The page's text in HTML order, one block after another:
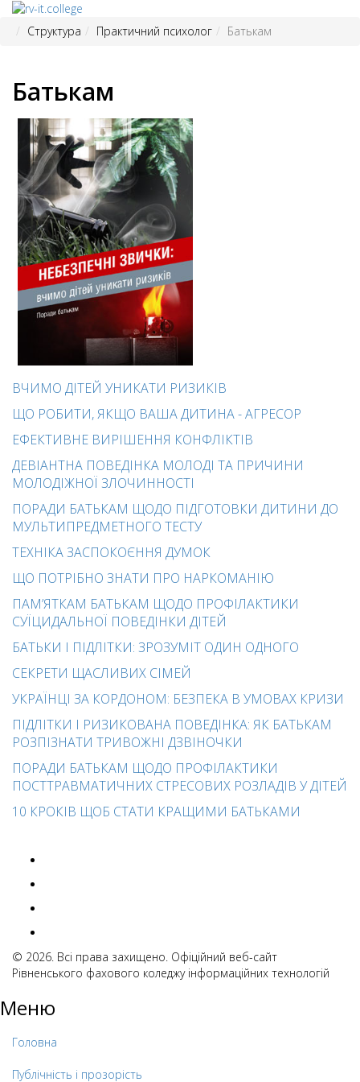
Структура Практичний психолог Батькам
Батькам
ВЧИМО ДІТЕЙ УНИКАТИ РИЗИКІВ
ЩО РОБИТИ, ЯКЩО ВАША ДИТИНА - АГРЕСОР
ЕФЕКТИВНЕ ВИРІШЕННЯ КОНФЛІКТІВ
ДЕВІАНТНА ПОВЕДІНКА МОЛОДІ ТА ПРИЧИНИ
МОЛОДІЖНОЇ ЗЛОЧИННОСТІ
ПОРАДИ БАТЬКАМ ЩОДО ПІДГОТОВКИ ДИТИНИ ДО
МУЛЬТИПРЕДМЕТНОГО ТЕСТУ
ТЕХНІКА ЗАСПОКОЄННЯ ДУМОК
ЩО ПОТРІБНО ЗНАТИ ПРО НАРКОМАНІЮ
ПАМ’ЯТКАМ БАТЬКАМ ЩОДО ПРОФІЛАКТИКИ
СУЇЦИДАЛЬНОЇ ПОВЕДІНКИ ДІТЕЙ
БАТЬКИ І ПІДЛІТКИ: ЗРОЗУМІТ ОДИН ОДНОГО
СЕКРЕТИ ЩАСЛИВИХ СІМЕЙ
УКРАЇНЦІ ЗА КОРДОНОМ: БЕЗПЕКА В УМОВАХ КРИЗИ
ПІДЛІТКИ І РИЗИКОВАНА ПОВЕДІНКА: ЯК БАТЬКАМ
РОЗПІЗНАТИ ТРИВОЖНІ ДЗВІНОЧКИ
ПОРАДИ БАТЬКАМ ЩОДО ПРОФІЛАКТИКИ
ПОСТТРАВМАТИЧНИХ СТРЕСОВИХ РОЗЛАДІВ У ДІТЕЙ
10 КРОКІВ ЩОБ СТАТИ КРАЩИМИ БАТЬКАМИ
© 2026. Всі права захищено. Офіційний веб-сайт
Рівненського фахового коледжу інформаційних технологій
Меню
Головна
Публічність і прозорість